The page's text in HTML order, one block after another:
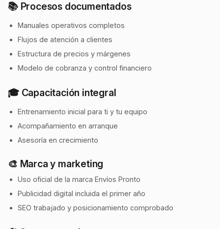
📚 Procesos documentados
Manuales operativos completos
Flujos de atención a clientes
Estructura de precios y márgenes
Modelo de cobranza y control financiero
🎓 Capacitación integral
Entrenamiento inicial para ti y tu equipo
Acompañamiento en arranque
Asesoría en crecimiento
🎨 Marca y marketing
Uso oficial de la marca Envíos Pronto
Publicidad digital incluida el primer año
SEO trabajado y posicionamiento comprobado